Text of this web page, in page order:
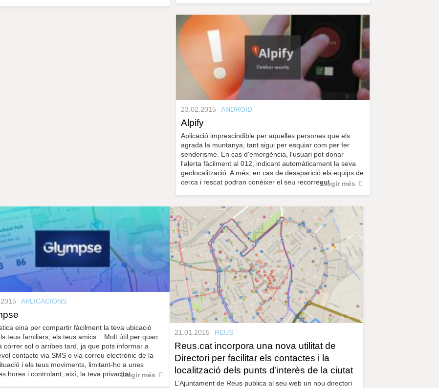
23.02.2015 ANDROID
Alpify
Aplicació imprescindible per aquelles persones que els
agrada la muntanya, tant sigui per esquiar com per fer
senderisme. En cas d'emergència, l'usuari pot donar
l'alerta fàcilment al 012, indicant automàticament la seva
geolocalització. A més, en cas de desaparició els equips de
cerca i rescat podran conèixer el seu recorregut.Llegir més
APLICACIONS
eina per compartir fàcilment la teva ubicació
teus familiars, els teus amics... Molt útil per quan
córrer sol o arribes tard, ja que pots informar a
contacte via SMS o via correu electrònic de la
i els teus moviments, limitant-ho a unes
hores i controlant, així, la teva privacitat.Llegir més
21.01.2015 REUS
Reus.cat incorpora una nova utilitat de
Directori per facilitar els contactes i la
localització dels punts d’interès de la ciutat
L’Ajuntament de Reus publica al seu web un nou directori